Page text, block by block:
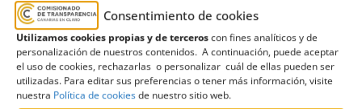
Consentimiento de cookies
Utilizamos cookies propias y de terceroscon fines analíticos y de
personalización de nuestros contenidos. A continuación, puede aceptar
el uso de cookies, rechazarlas o personalizar cuál de ellas pueden ser
utilizadas. Para editar sus preferencias o tener más información, visite
nuestra Política de cookiesde nuestro sitio web.
Autorizaciones,Ayuntamiento,Ayuntamiento
de Santa Cruz de Tenerife,Estimación parcial,
Estimatoria parcial,Licencias y autorizaciones,
Museo de la Naturaleza y Arqueología,Remisión al
órgano competente